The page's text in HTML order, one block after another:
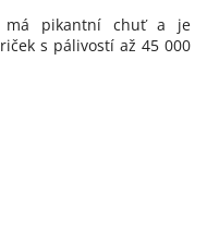
má pikantní chuť a je
s pálivostí až 45 000